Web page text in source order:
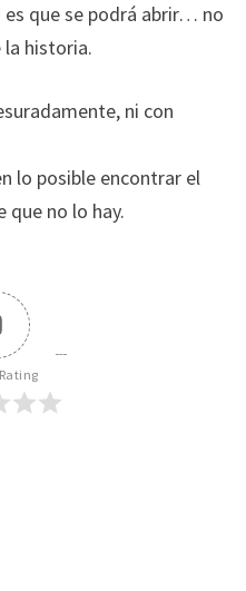
que se podrá abrir… no
historia.
ni con
lo posible encontrar el
que no lo hay.